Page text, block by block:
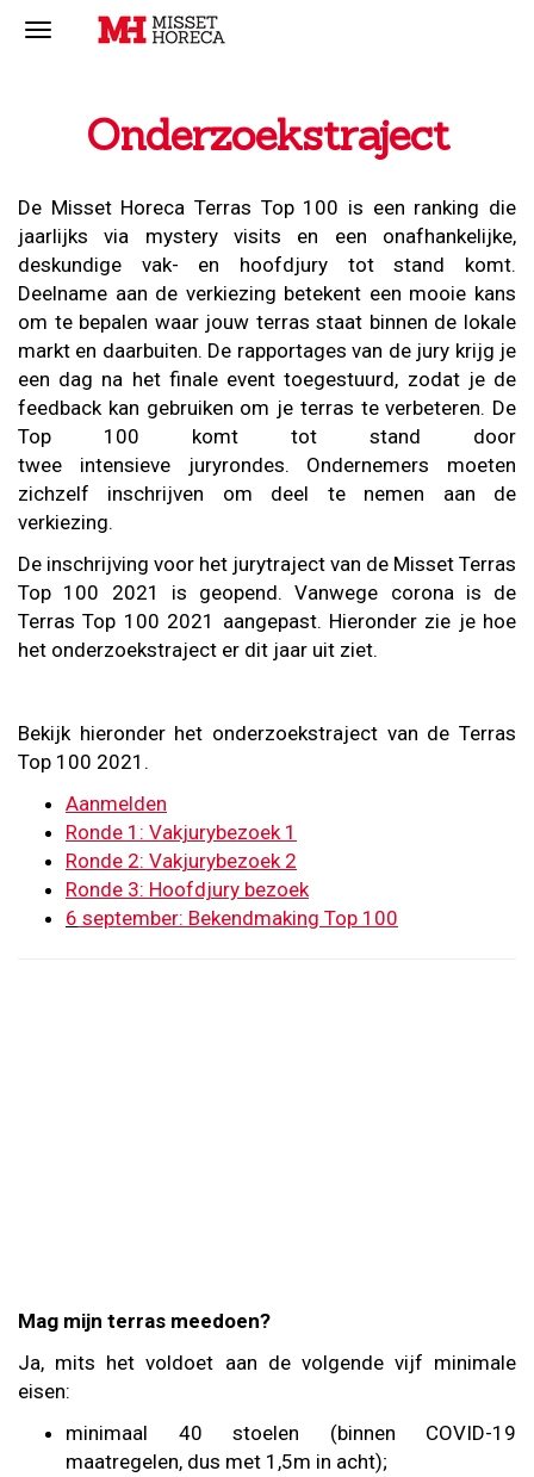
Onderzoekstraject
De Misset Horeca Terras Top 100 is een ranking die
jaarlijks via mystery visits en een onafhankelijke,
deskundige vak- en hoofdjury tot stand komt.
Deelname aan de verkiezing betekent een mooie kans
om te bepalen waar jouw terras staat binnen de lokale
markt en daarbuiten. De rapportages van de jury krijg je
een dag na het finale event toegestuurd, zodat je de
feedback kan gebruiken om je terras te verbeteren. De
Top 100 komt tot stand door
twee intensieve juryrondes. Ondernemers moeten
zichzelf inschrijven om deel te nemen aan de
verkiezing.
De inschrijving voor het jurytraject van de Misset Terras
Top 100 2021 is geopend. Vanwege corona is de
Terras Top 100 2021 aangepast. Hieronder zie je hoe
het onderzoekstraject er dit jaar uit ziet.
Bekijk hieronder het onderzoekstraject van de Terras
Top 100 2021.
Aanmelden
Ronde 1: Vakjurybezoek 1
Ronde 2: Vakjurybezoek 2
Ronde 3: Hoofdjury bezoek
6 september: Bekendmaking Top 100
Mag mijn terras meedoen?
Ja, mits het voldoet aan de volgende vijf minimale
eisen:
minimaal 40 stoelen (binnen COVID-19
maatregelen, dus met 1,5m in acht);